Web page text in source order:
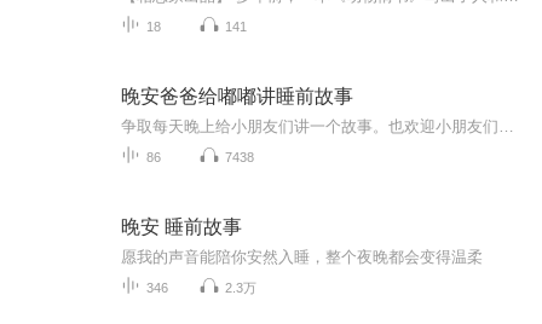
18 141
晚安爸爸给嘟嘟讲睡前故事
86 7438
晚安 睡前故事
愿我的声音能陪你安然入睡，整个夜晚都会变得温柔
346 2.3万